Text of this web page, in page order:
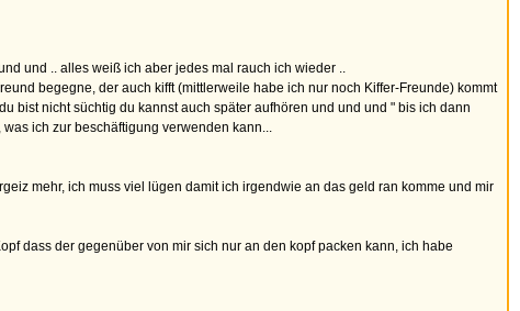
und .. alles weiß ich aber jedes mal rauch ich wieder ..
begegne, der auch kifft (mittlerweile habe ich nur noch Kiffer-Freunde) kommt
bist nicht süchtig du kannst auch später aufhören und und und " bis ich dann
ich zur beschäftigung verwenden kann...
mehr, ich muss viel lügen damit ich irgendwie an das geld ran komme und mir
dass der gegenüber von mir sich nur an den kopf packen kann, ich habe